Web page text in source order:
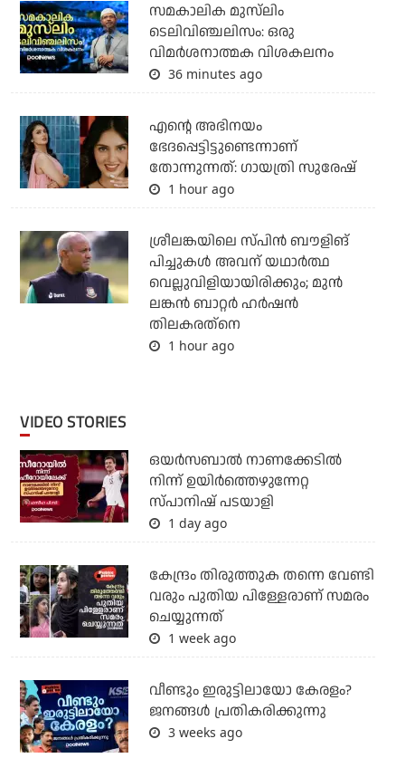
സമകാലിക മുസ്‌ലിം
ടെലിവിഞ്ചലിസം: ഒരു
വിമര്‍ശനാത്മക വിശകലനം
36 minutes ago
എന്റെ അഭിനയം
ഭേദപ്പെട്ടിട്ടുണ്ടെന്നാണ്
തോന്നുന്നത്: ഗായത്രി സുരേഷ്
1 hour ago
ശ്രീലങ്കയിലെ സ്പിന്‍ ബൗളിങ്
പിച്ചുകള്‍ അവന് യഥാര്‍ത്ഥ
വെല്ലുവിളിയായിരിക്കും; മുന്‍
ലങ്കന്‍ ബാറ്റര്‍ ഹര്‍ഷന്‍
തിലകരത്‌നെ
1 hour ago
VIDEO STORIES
ഒയര്‍സബാൽ നാണക്കേടിൽ
നിന്ന് ഉയിർത്തെഴുന്നേറ്റ
സ്പാനിഷ് പടയാളി
1 day ago
കേന്ദ്രം തിരുത്തുക തന്നെ വേണ്ടി
വരും പുതിയ പിള്ളേരാണ് സമരം
ചെയ്യുന്നത്
1 week ago
വീണ്ടും ഇരുട്ടിലായോ കേരളം?
ജനങ്ങൾ പ്രതികരിക്കുന്നു
3 weeks ago